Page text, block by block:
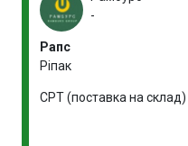
-
Рапс
Ріпак
CPT (поставка на склад)